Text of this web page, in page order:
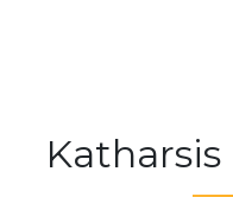
Katharsis